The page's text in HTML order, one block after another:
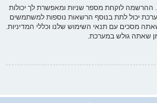
ההרשמה לוקחת מספר שניות ומאפשרת לך יכולות
יכול לתת בנוסף הרשאות נוספות למשתמשים
מסכים עם תנאי השימוש שלנו וכללי המדיניות.
שאתה גולש במערכת.